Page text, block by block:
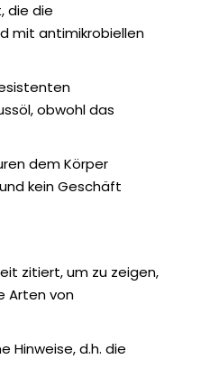
die die
mit antimikrobiellen
obwohl das
dem Körper
kein Geschäft
zitiert, um zu zeigen,
Arten von
Hinweise, d.h. die